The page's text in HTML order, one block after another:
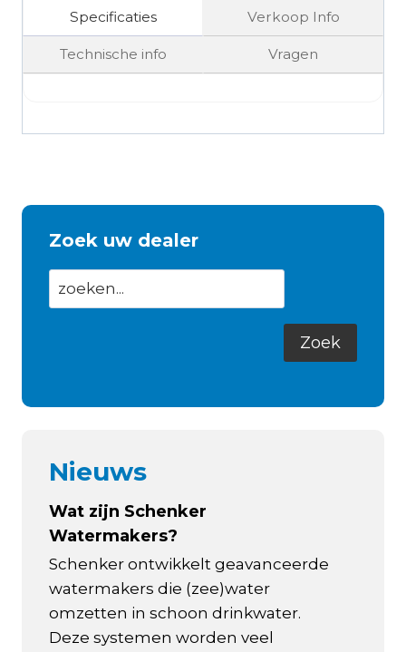
Specificaties Verkoop Info
Technische info Vragen
Zoek uw dealer
Nieuws
Wat zijn Schenker
Watermakers?
Schenker ontwikkelt geavanceerde
watermakers die (zee)water
omzetten in schoon drinkwater.
Deze systemen worden veel